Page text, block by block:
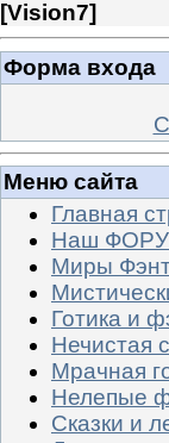
[Vision7]
Форма входа
Меню сайта
Главная
Наш
Миры
Готика и
Нечистая
Мрачная
Нелепые
Сказки и